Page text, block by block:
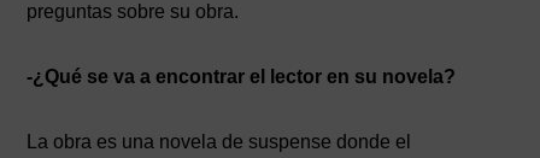
preguntas sobre su obra.
-¿Qué se va a encontrar el lector en su novela?
La obra es una novela de suspense donde el